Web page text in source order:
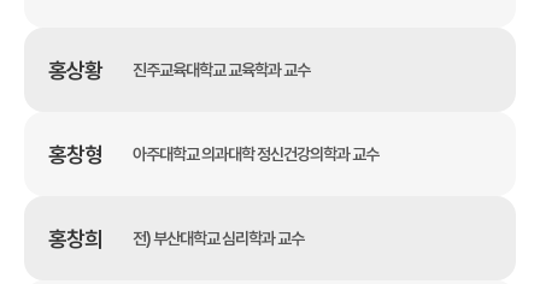
홍상황 진주교육대학교 교육학과 교수
홍창형 아주대학교 의과대학 정신건강의학과 교수
홍창희 전) 부산대학교 심리학과 교수